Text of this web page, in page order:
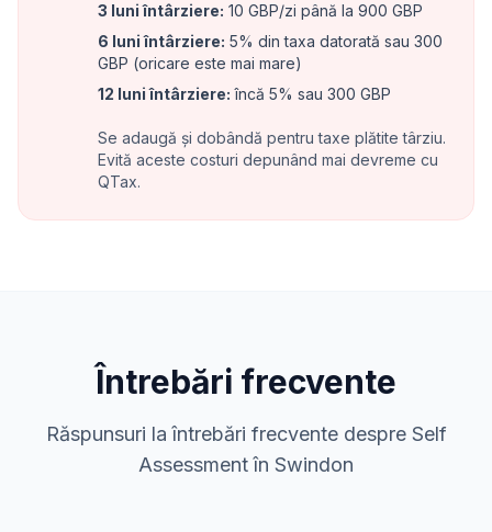
3 luni întârziere: 10 GBP/zi până la 900 GBP
6 luni întârziere: 5% din taxa datorată sau 300
GBP (oricare este mai mare)
12 luni întârziere: încă 5% sau 300 GBP
Se adaugă și dobândă pentru taxe plătite târziu.
Evită aceste costuri depunând mai devreme cu
QTax.
Întrebări frecvente
Răspunsuri la întrebări frecvente despre Self
Assessment în Swindon